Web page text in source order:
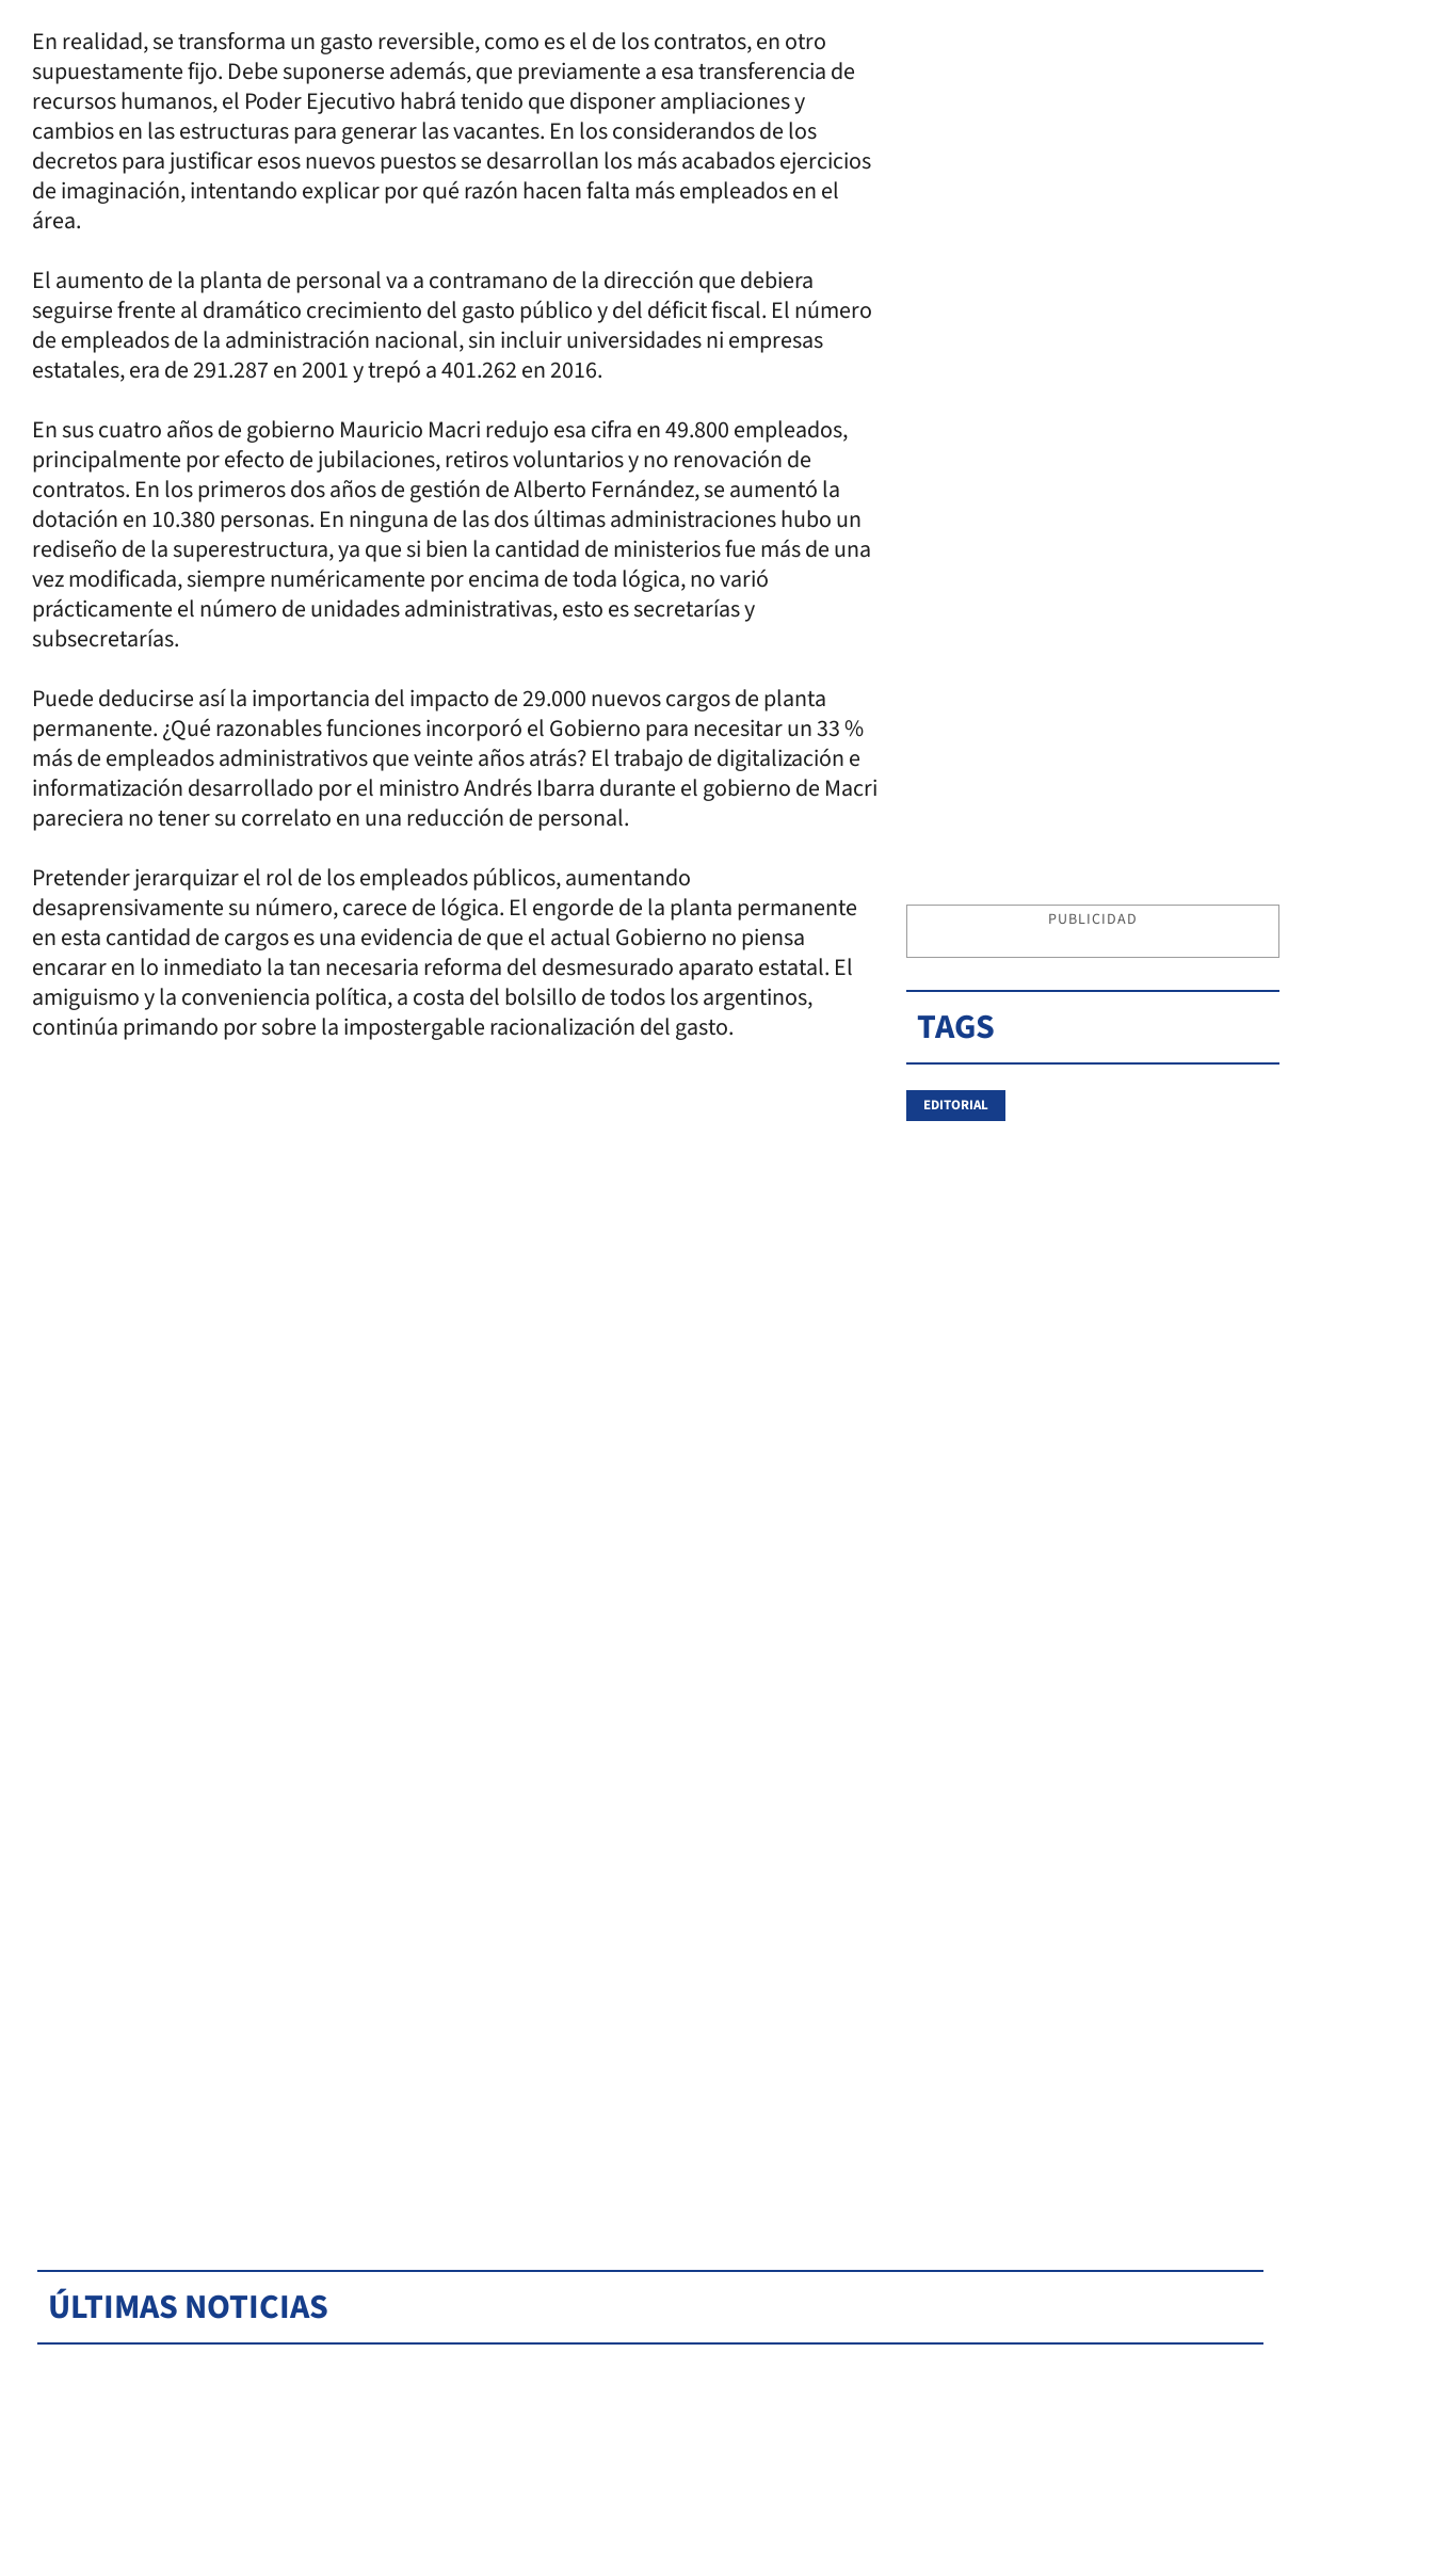
En realidad, se transforma un gasto reversible, como es el de los contratos, en otro
supuestamente fijo. Debe suponerse además, que previamente a esa transferencia de
recursos humanos, el Poder Ejecutivo habrá tenido que disponer ampliaciones y
cambios en las estructuras para generar las vacantes. En los considerandos de los
decretos para justificar esos nuevos puestos se desarrollan los más acabados ejercicios
de imaginación, intentando explicar por qué razón hacen falta más empleados en el
área.
El aumento de la planta de personal va a contramano de la dirección que debiera
seguirse frente al dramático crecimiento del gasto público y del déficit fiscal. El número
de empleados de la administración nacional, sin incluir universidades ni empresas
estatales, era de 291.287 en 2001 y trepó a 401.262 en 2016.
En sus cuatro años de gobierno Mauricio Macri redujo esa cifra en 49.800 empleados,
principalmente por efecto de jubilaciones, retiros voluntarios y no renovación de
contratos. En los primeros dos años de gestión de Alberto Fernández, se aumentó la
dotación en 10.380 personas. En ninguna de las dos últimas administraciones hubo un
rediseño de la superestructura, ya que si bien la cantidad de ministerios fue más de una
vez modificada, siempre numéricamente por encima de toda lógica, no varió
prácticamente el número de unidades administrativas, esto es secretarías y
subsecretarías.
Puede deducirse así la importancia del impacto de 29.000 nuevos cargos de planta
permanente. ¿Qué razonables funciones incorporó el Gobierno para necesitar un 33 %
más de empleados administrativos que veinte años atrás? El trabajo de digitalización e
informatización desarrollado por el ministro Andrés Ibarra durante el gobierno de Macri
pareciera no tener su correlato en una reducción de personal.
Pretender jerarquizar el rol de los empleados públicos, aumentando
desaprensivamente su número, carece de lógica. El engorde de la planta permanente
en esta cantidad de cargos es una evidencia de que el actual Gobierno no piensa
encarar en lo inmediato la tan necesaria reforma del desmesurado aparato estatal. El
amiguismo y la conveniencia política, a costa del bolsillo de todos los argentinos,
continúa primando por sobre la impostergable racionalización del gasto.
PUBLICIDAD
TAGS
EDITORIAL
ÚLTIMAS NOTICIAS